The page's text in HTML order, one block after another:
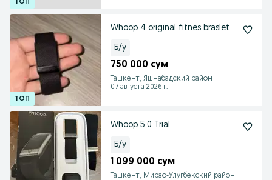
Whoop 4 original fitnes braslet
Б/у
750 000 сум
Ташкент, Яшнабадский район
07 августа 2026 г.
Whoop 5.0 Trial
Б/у
1 099 000 сум
Ташкент, Мирзо-Улугбекский район